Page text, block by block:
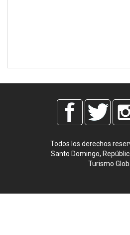
Todos los derechos
Santo Domingo,
Turismo